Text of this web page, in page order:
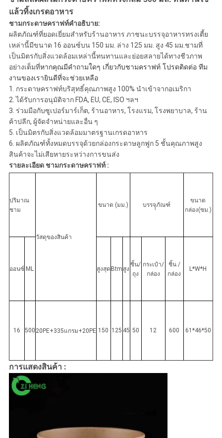
ตัว
แล้วทิ้งเกรดอาหาร
ชามกระดาษคราฟท์คำอธิบาย:
ผลิตภัณฑ์ที่ยอดเยี่ยมสำหรับร้านอาหาร ภาชนะบรรจุอาหารทรงเตี้ย
เหล่านี้มีขนาด 16 ออนซ์บน 150 มม. ล่าง 125 มม. สูง 45 มม.ชามที่
เป็นมิตรกับสิ่งแวดล้อมเหล่านี้ทนทานและย่อยสลายได้ทางชีวภาพ
อย่างเต็มที่หากคุณมีคำถามใดๆ เกี่ยวกับชามคราฟท์ โปรดติดต่อ ทีม
งานของเรายินดีที่จะช่วยเหลือ
1. กระดาษคราฟท์บริสุทธิ์คุณภาพสูง 100% นำเข้าจากอเมริกา
2. ได้รับการอนุมัติจาก FDA, EU, CE, ISO ฯลฯ
3. ร่วมมือกับซูเปอร์มาร์เก็ต, ร้านอาหาร, โรงแรม, โรงพยาบาล, ร้าน
ค้าปลีก, ผู้จัดจำหน่ายและอื่น ๆ
5. เป็นมิตรกับสิ่งแวดล้อมมาตรฐานเกรดอาหาร
6. ผลิตภัณฑ์ทั้งหมดบรรจุด้วยกล่องกระดาษลูกฟูก 5 ชั้นคุณภาพสูง
สินค้าจะไม่เสียหายระหว่างการขนส่ง
รายละเอียด ชามกระดาษคราฟท์ :
ปริมาณ
ชาม
วัสดุของสินค้า
ขนาด (มม.) บรรจุุภัณฑ์
ขนาด
กล่อง(ซม.)
ออนซ์ ML สูงสุด Btm สูง
ชิ้น/
ถุง
กระเป๋า/
กล่อง
ชิ้น /
กล่อง
L*W*H
16 500 20PE+335แกรม+20PE 150 125 45 50 12 600 61*46*50
การแสดงสินค้า :